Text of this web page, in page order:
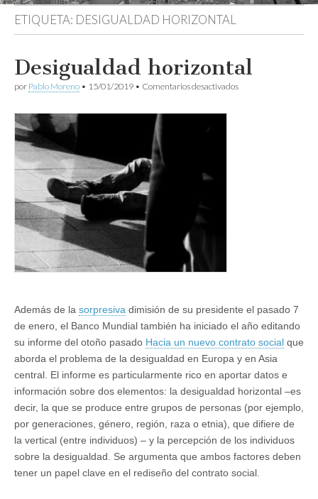
ETIQUETA: DESIGUALDAD HORIZONTAL
Desigualdad horizontal
por Pablo Moreno • 15/01/2019 • Comentarios desactivadosen
Además de la sorpresiva dimisión de su presidente el pasado 7
de enero, el Banco Mundial también ha iniciado el año editando
su informe del otoño pasado Hacia un nuevo contrato social que
aborda el problema de la desigualdad en Europa y en Asia
central. El informe es particularmente rico en aportar datos e
información sobre dos elementos: la desigualdad horizontal ‒es
decir, la que se produce entre grupos de personas (por ejemplo,
por generaciones, género, región, raza o etnia), que difiere de
la vertical (entre individuos) ‒ y la percepción de los individuos
sobre la desigualdad. Se argumenta que ambos factores deben
tener un papel clave en el rediseño del contrato social.